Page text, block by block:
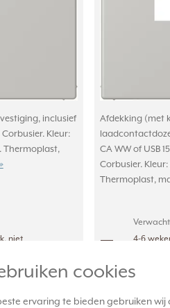
cookies
ervaring te bieden gebruiken wij
inclusief
Kleur:
Thermoplast,
niet
Afdekking (met
CA WW of USB
Corbusier.
Thermoplast,
4-6
Huidige